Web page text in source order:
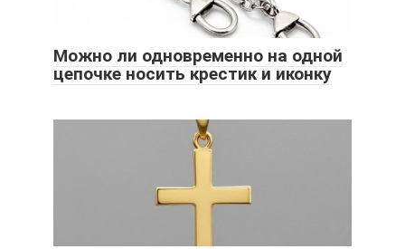
Можно ли одновременно на одной
цепочке носить крестик и иконку